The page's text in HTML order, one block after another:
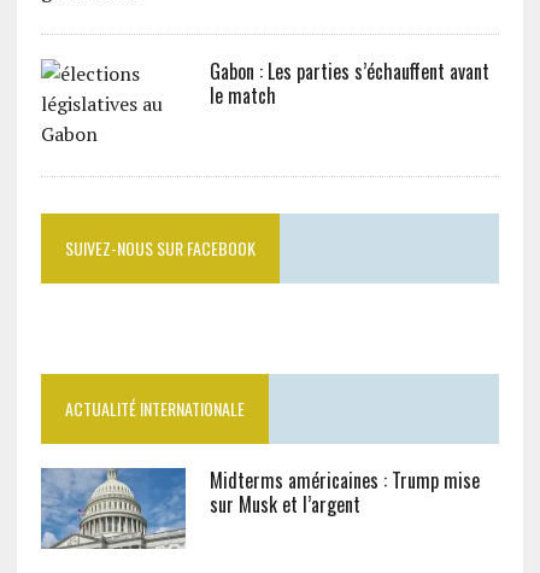
Gabon : Les parties s’échauffent avant
le match
SUIVEZ-NOUS SUR FACEBOOK
ACTUALITÉ INTERNATIONALE
Midterms américaines : Trump mise
sur Musk et l’argent